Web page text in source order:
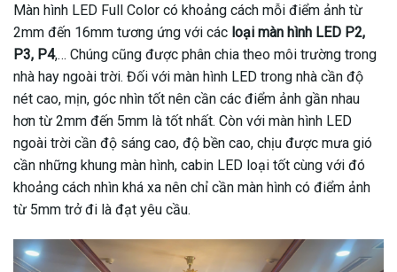
Màn hình LED Full Color có khoảng cách mỗi điểm ảnh từ
2mm đến 16mm tương ứng với các loại màn hình LED P2,
P3, P4,… Chúng cũng được phân chia theo môi trường trong
nhà hay ngoài trời. Đối với màn hình LED trong nhà cần độ
nét cao, mịn, góc nhìn tốt nên cần các điểm ảnh gần nhau
hơn từ 2mm đến 5mm là tốt nhất. Còn với màn hình LED
ngoài trời cần độ sáng cao, độ bền cao, chịu được mưa gió
cần những khung màn hình, cabin LED loại tốt cùng với đó
khoảng cách nhìn khá xa nên chỉ cần màn hình có điểm ảnh
từ 5mm trở đi là đạt yêu cầu.